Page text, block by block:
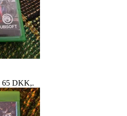
65 DKK,.